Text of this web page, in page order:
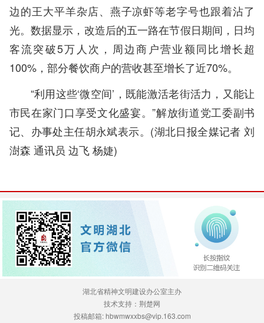
边的王大平羊杂店、燕子凉虾等老字号也跟着沾了
光。数据显示，改造后的五一路在节假日期间，日均
客流突破5万人次，周边商户营业额同比增长超
100%，部分餐饮商户的营收甚至增长了近70%。
“利用这些‘微空间’，既能激活老街活力，又能让
市民在家门口享受文化盛宴。”解放街道党工委副书
记、办事处主任胡永斌表示。(湖北日报全媒记者 刘
澍森 通讯员 边飞 杨婕)
湖北省精神文明建设办公室主办
技术支持：荆楚网
投稿邮箱: hbwmwxxbs@vip.163.com